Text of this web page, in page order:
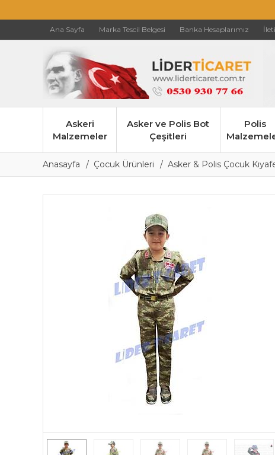
Ana Sayfa Marka Tescil Belgesi Banka Hesaplarımız
Askeri
Malzemeler
Asker ve Polis Bot
Çeşitleri
Polis
Anasayfa Çocuk Ürünleri Asker & Polis Çocuk